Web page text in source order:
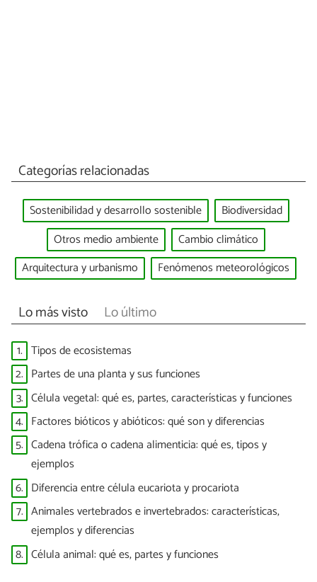
Categorías relacionadas
Sostenibilidad y desarrollo sostenible
Biodiversidad
Otros medio ambiente
Cambio climático
Arquitectura y urbanismo
Fenómenos meteorológicos
Lo más visto Lo último
1. Tipos de ecosistemas
2. Partes de una planta y sus funciones
3. Célula vegetal: qué es, partes, características y funciones
4. Factores bióticos y abióticos: qué son y diferencias
5. Cadena trófica o cadena alimenticia: qué es, tipos y
ejemplos
6. Diferencia entre célula eucariota y procariota
7. Animales vertebrados e invertebrados: características,
ejemplos y diferencias
8. Célula animal: qué es, partes y funciones